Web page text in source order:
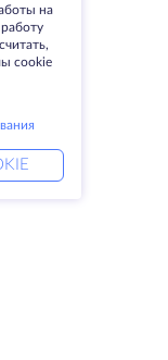
на
cookie